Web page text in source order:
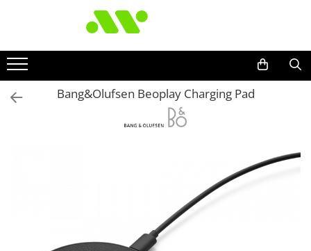
Bang&Olufsen Beoplay Charging Pad